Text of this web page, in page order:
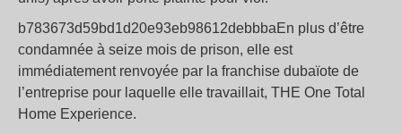
b783673d59bd1d20e93eb98612debbbaEn plus d’être
condamnée à seize mois de prison, elle est
immédiatement renvoyée par la franchise dubaïote de
l’entreprise pour laquelle elle travaillait, THE One Total
Home Experience.